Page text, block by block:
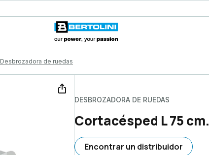
Desbrozadora de ruedas
DESBROZADORA DE RUEDAS
Cortacésped L 75 cm.
Encontrar un distribuidor